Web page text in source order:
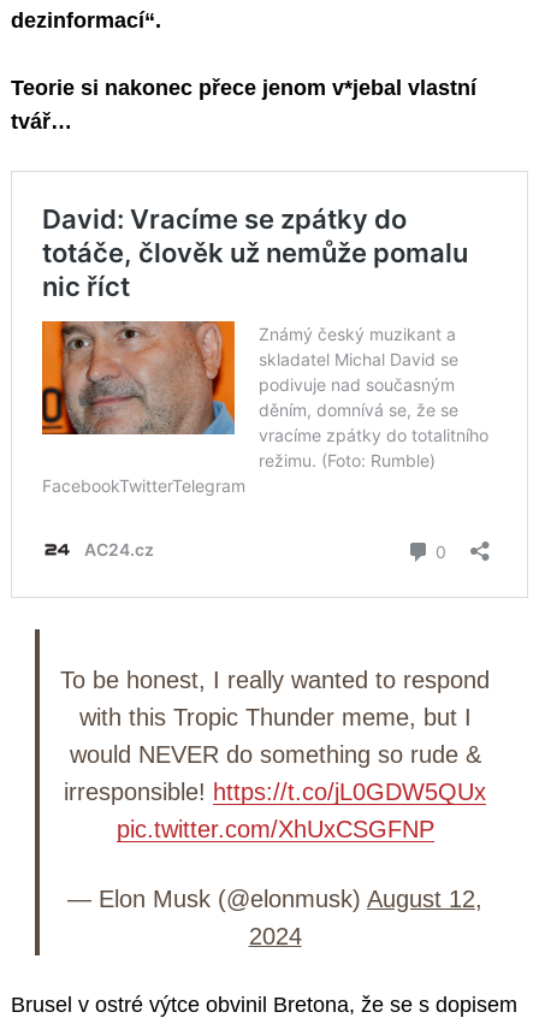
dezinformací“.
Teorie si nakonec přece jenom v*jebal vlastní
tvář…
To be honest, I really wanted to respond
with this Tropic Thunder meme, but I
would NEVER do something so rude &
irresponsible! https://t.co/jL0GDW5QUx
pic.twitter.com/XhUxCSGFNP
— Elon Musk (@elonmusk) August 12,
2024
Brusel v ostré výtce obvinil Bretona, že se s dopisem